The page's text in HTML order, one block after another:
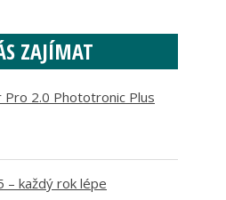
ZAJÍMAT
Pro 2.0 Phototronic Plus
každý rok lépe